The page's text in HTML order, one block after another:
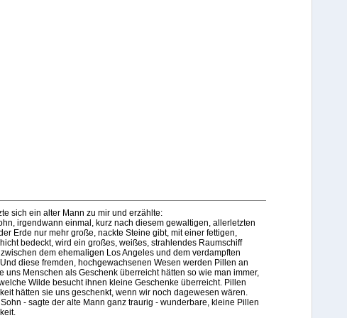
sich ein alter Mann zu mir und erzählte:
irgendwann einmal, kurz nach diesem gewaltigen, allerletzten
Erde nur mehr große, nackte Steine gibt, mit einer fettigen,
bedeckt, wird ein großes, weißes, strahlendes Raumschiff
dem ehemaligen Los Angeles und dem verdampften
diese fremden, hochgewachsenen Wesen werden Pillen an
uns Menschen als Geschenk überreicht hätten so wie man immer,
Wilde besucht ihnen kleine Geschenke überreicht. Pillen
hätten sie uns geschenkt, wenn wir noch dagewesen wären.
- sagte der alte Mann ganz traurig - wunderbare, kleine Pillen